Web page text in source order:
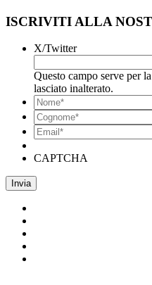
ISCRIVITI ALLA
X/Twitter
Questo campo serve per
lasciato inalterato.
*
*
Email*
CAPTCHA